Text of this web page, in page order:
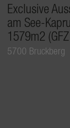
Exclusive
am See-
1579m2
5700 Bruckberg